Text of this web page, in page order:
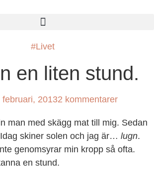
#Livet
en liten stund.
februari, 20132 kommentarer
man med skägg mat till mig. Sedan
skiner solen och jag är… lugn.
genomsyrar min kropp så ofta.
en stund.